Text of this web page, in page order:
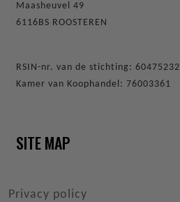
Maasheuvel 49
6116BS ROOSTEREN
RSIN-nr. van de stichting: 60475232
Kamer van Koophandel: 76003361
SITE MAP
VOET
Privacy policy